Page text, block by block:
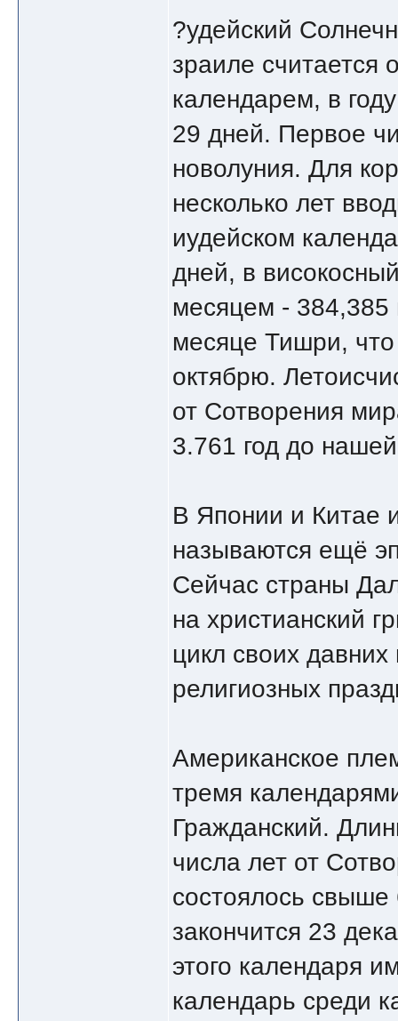
?удейский
зраиле считается
календарем, в
29 дней. Первое
новолуния. Для
несколько лет
иудейском
дней, в
месяцем - 384,385
месяце Тишри, что
октябрю.
от Сотворения
3.761 год до
В Японии и Китае
называются ещё
Сейчас страны
на христианский
цикл своих
религиозных
Американское
тремя
Гражданский.
числа лет от
состоялось
закончится 23
этого календаря
календарь среди